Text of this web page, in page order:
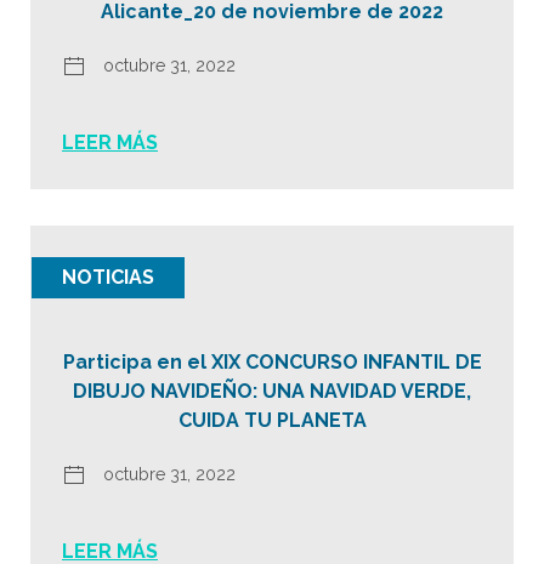
Alicante_20 de noviembre de 2022
octubre 31, 2022
LEER MÁS
NOTICIAS
Participa en el XIX CONCURSO INFANTIL DE
DIBUJO NAVIDEÑO: UNA NAVIDAD VERDE,
CUIDA TU PLANETA
octubre 31, 2022
LEER MÁS